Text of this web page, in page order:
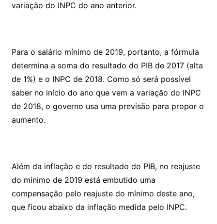
variação do INPC do ano anterior.
Para o salário mínimo de 2019, portanto, a fórmula
determina a soma do resultado do PIB de 2017 (alta
de 1%) e o INPC de 2018. Como só será possível
saber no início do ano que vem a variação do INPC
de 2018, o governo usa uma previsão para propor o
aumento.
Além da inflação e do resultado do PIB, no reajuste
do mínimo de 2019 está embutido uma
compensação pelo reajuste do mínimo deste ano,
que ficou abaixo da inflação medida pelo INPC.